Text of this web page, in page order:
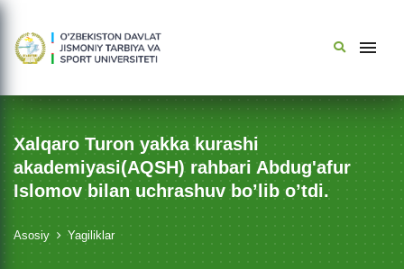
Xalqaro Turon yakka kurashi
akademiyasi(AQSH) rahbari Abdug'afur
Islomov bilan uchrashuv bo’lib o’tdi.
Asosiy Yagiliklar